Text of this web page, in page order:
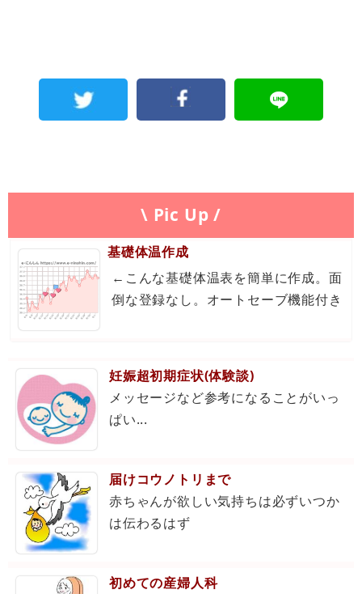
\ Pic Up /
基礎体温作成
←こんな基礎体温表を簡単に作成。面
倒な登録なし。オートセーブ機能付き
妊娠超初期症状(体験談)
メッセージなど参考になることがいっ
ぱい...
届けコウノトリまで
赤ちゃんが欲しい気持ちは必ずいつか
は伝わるはず
初めての産婦人科